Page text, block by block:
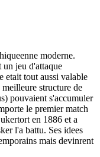
moderne.
un jeu d'attaque
etait tout aussi valable
structure de
pouvaient s'accumuler
le premier match
en 1886 et a
l'a battu. Ses idees
mais devinrent